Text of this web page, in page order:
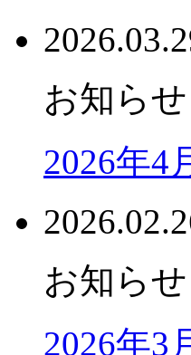
お知らせ
2026年4
お知らせ
2026年3